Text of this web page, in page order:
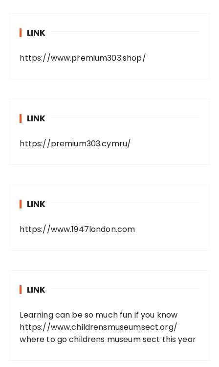
LINK
https://www.premium303.shop/
LINK
https://premium303.cymru/
LINK
https://www.1947london.com
LINK
Learning can be so much fun if you know
https://www.childrensmuseumsect.org/
where to go childrens museum sect this year